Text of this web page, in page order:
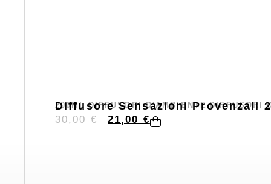
200ML DIFFUSORI D'AMBIENTE DIFFUSORI
Diffusore Sensazioni Provenzali
30,00€ 21,00 €